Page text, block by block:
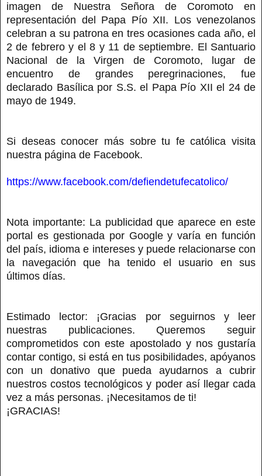
imagen de Nuestra Señora de Coromoto en
representación del Papa Pío XII. Los venezolanos
celebran a su patrona en tres ocasiones cada año, el
2 de febrero y el 8 y 11 de septiembre. El Santuario
Nacional de la Virgen de Coromoto, lugar de
encuentro de grandes peregrinaciones, fue
declarado Basílica por S.S. el Papa Pío XII el 24 de
mayo de 1949.
Si deseas conocer más sobre tu fe católica visita
nuestra página de Facebook.
https://www.facebook.com/defiendetufecatolico/
Nota importante: La publicidad que aparece en este
portal es gestionada por Google y varía en función
del país, idioma e intereses y puede relacionarse con
la navegación que ha tenido el usuario en sus
últimos días.
Estimado lector: ¡Gracias por seguirnos y leer
nuestras publicaciones. Queremos seguir
comprometidos con este apostolado y nos gustaría
contar contigo, si está en tus posibilidades, apóyanos
con un donativo que pueda ayudarnos a cubrir
nuestros costos tecnológicos y poder así llegar cada
vez a más personas. ¡Necesitamos de ti!
¡GRACIAS!